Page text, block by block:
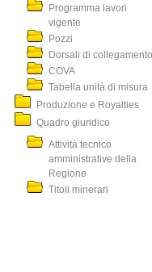
Programma lavori
vigente
Pozzi
Dorsali di collegamento
COVA
Tabella unità di misura
Produzione e Royalties
Quadro giuridico
Attività tecnico
amministrative della
Regione
Titoli minerari